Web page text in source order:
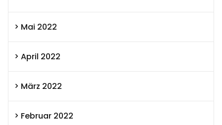
Mai 2022
April 2022
März 2022
Februar 2022